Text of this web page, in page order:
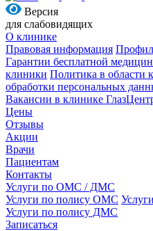
Версия
для слабовидящих
О клинике
Правовая информация
Гарантии бесплатной
клиники Политика в области
обработки персональных
Вакансии в клинике
Цены
Отзывы
Акции
Врачи
Пациентам
Контакты
Услуги по ОМС / ДМС
Услуги по полису ОМС
Услуги по полису ДМС
Записаться